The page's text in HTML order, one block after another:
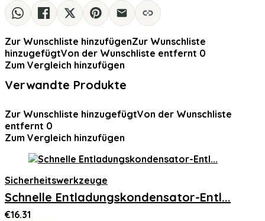
Zur Wunschliste hinzufügenZur Wunschliste
hinzugefügtVon der Wunschliste entfernt 0
Zum Vergleich hinzufügen
Verwandte Produkte
Zur Wunschliste hinzugefügtVon der Wunschliste
entfernt 0
Zum Vergleich hinzufügen
Sicherheitswerkzeuge
Schnelle Entladungskondensator-Entl...
€16.31